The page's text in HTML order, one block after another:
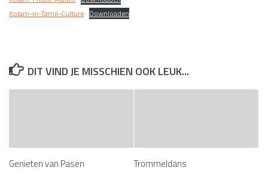
Kolam-in-Tamil-Culture Downloaden
DIT VIND JE MISSCHIEN OOK LEUK...
Genieten van Pasen Trommeldans